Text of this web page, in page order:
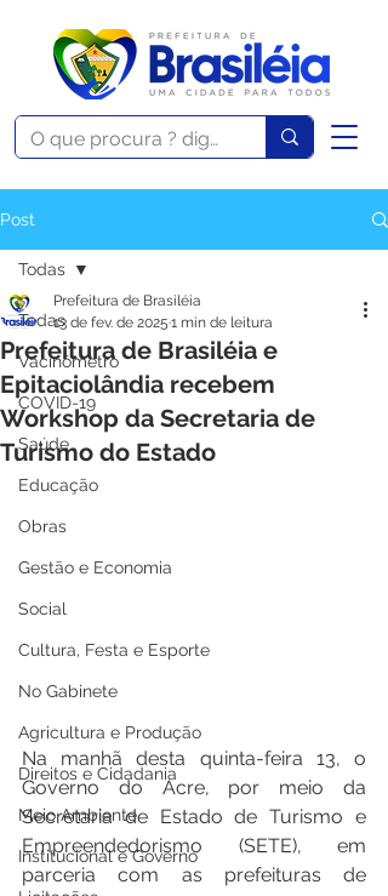
Post
Todas
Vacinômetro
COVID-19
Saúde
Educação
Obras
Gestão e Economia
Social
Cultura, Festa e Esporte
No Gabinete
Agricultura e Produção
Direitos e Cidadania
Meio Ambiente
Institucional e Governo
Todas
Prefeitura de Brasiléia e
Epitaciolândia recebem
Workshop da Secretaria de
Turismo do Estado
Prefeitura de Brasiléia
13 de fev. de 2025 1 min de leitura
Na manhã desta quinta-feira 13, o
Governo do Acre, por meio da
Secretaria de Estado de Turismo e
Empreendedorismo (SETE), em
parceria com as prefeituras de